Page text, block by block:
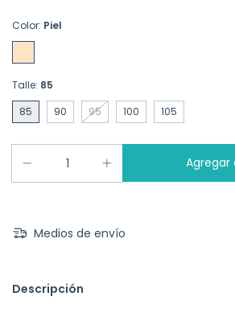
Color: Piel
Talle: 85
85
90 95 100 105
Medios de envío
Descripción